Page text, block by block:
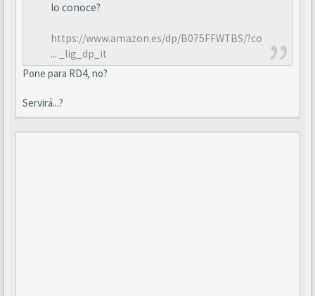
lo conoce?
https://www.amazon.es/dp/B075FFWTBS/?co
... _lig_dp_it
Pone para RD4, no?
Servirá...?